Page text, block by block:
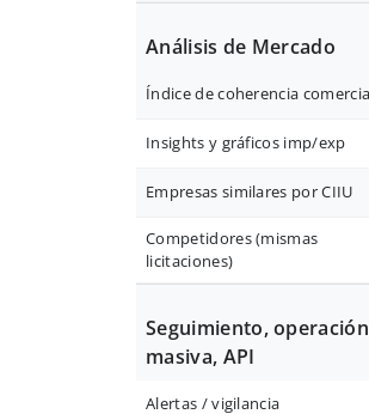
Análisis de Mercado
Índice de coherencia
Insights y gráficos imp/exp
Empresas similares por CIIU
Competidores (mismas
licitaciones)
Seguimiento, operación
masiva, API
Alertas / vigilancia